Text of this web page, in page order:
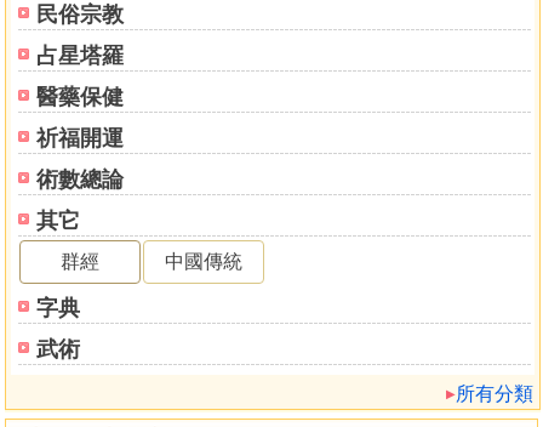
民俗宗教
占星塔羅
醫藥保健
祈福開運
術數總論
其它
群經 中國傳統
字典
武術
所有分類
①印契
②習力
③尋求柔和
④趨入於道
(丙)修心
觀察心我生處
觀察心的住處
觀察心的去處
乙、消減六趣種子法
丙、身、語、意安定法
(甲)住本然
①身住本然
②語住本然
(乙)入本原